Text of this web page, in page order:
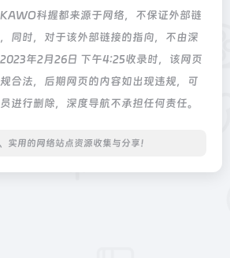
科握都来源于网络，不保证外部链
同时，对于该外部链接的指向，不由深
年2月26日 下午4:25收录时，该网页
合法，后期网页的内容如出现违规，可
进行删除，深度导航不承担任何责任。
实用的网络站点资源收集与分享！